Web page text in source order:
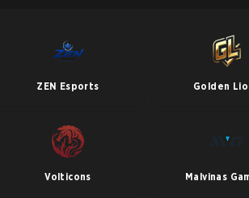
ZEN Esports Golden
Volticons Malvinas